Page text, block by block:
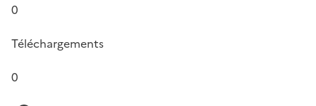
0
Téléchargements
0